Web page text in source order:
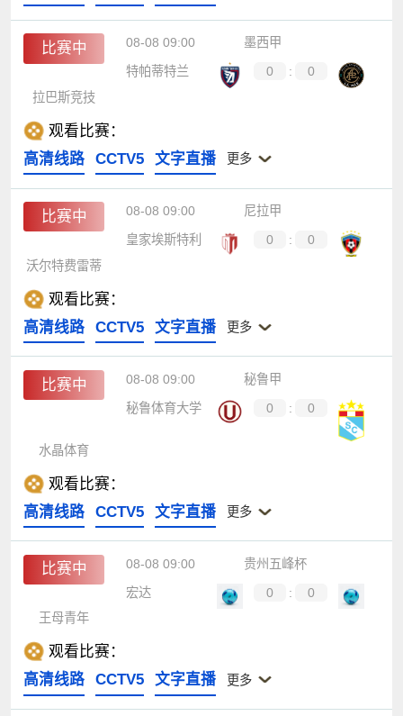
比赛中 08-08 09:00
墨西甲
特帕蒂特兰
0 :
0
拉巴斯竞技
观看比赛：
高清线路
CCTV5 文字直播 更多
比赛中 08-08 09:00
尼拉甲
皇家埃斯特利
0 :
0
沃尔特费雷蒂
观看比赛：
高清线路
CCTV5 文字直播 更多
比赛中 08-08 09:00
秘鲁甲
秘鲁体育大学
0 : 0
水晶体育
观看比赛：
高清线路
CCTV5 文字直播 更多
比赛中 08-08 09:00
贵州五峰杯
宏达
0 :
0
王母青年
观看比赛：
高清线路
CCTV5 文字直播 更多